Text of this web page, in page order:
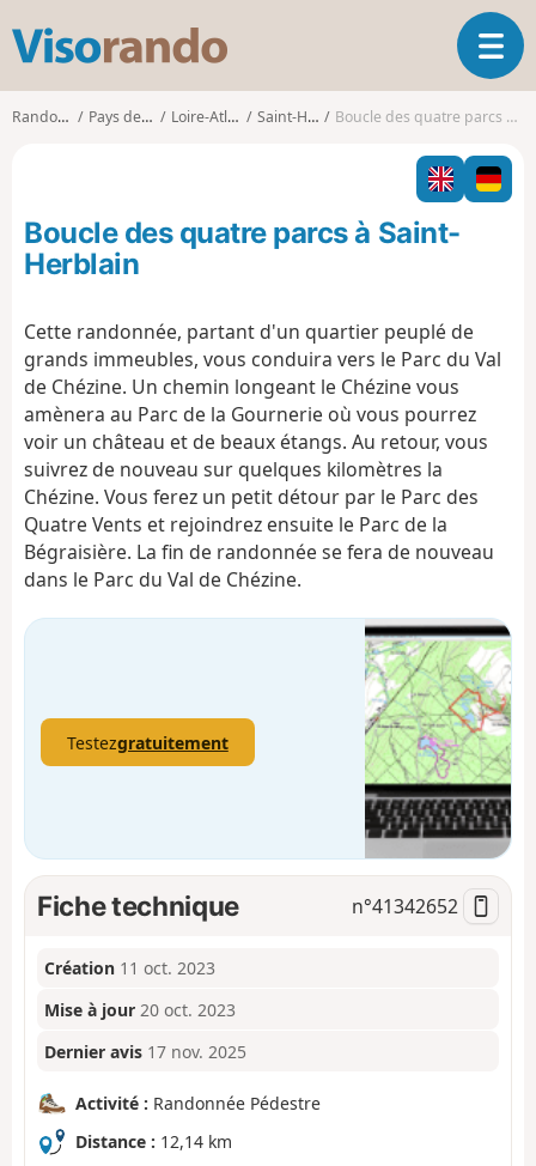
s
o
O
u
i
r
l
g
Randonnées Pays de la Loire Loire-Atlantique Saint-Herblain Boucle des quatre parcs à Saint-Herblain
Boucle des quatre parcs à Saint-
Herblain
Cette randonnée, partant d'un quartier peuplé de
grands immeubles, vous conduira vers le Parc du Val
de Chézine. Un chemin longeant le Chézine vous
amènera au Parc de la Gournerie où vous pourrez
voir un château et de beaux étangs. Au retour, vous
suivrez de nouveau sur quelques kilomètres la
Chézine. Vous ferez un petit détour par le Parc des
Quatre Vents et rejoindrez ensuite le Parc de la
Bégraisière. La fin de randonnée se fera de nouveau
dans le Parc du Val de Chézine.
Testezgratuitement
Fiche technique n°41342652
Création 11 oct. 2023
Mise à jour 20 oct. 2023
Dernier avis 17 nov. 2025
Activité : Randonnée Pédestre
Distance : 12,14 km